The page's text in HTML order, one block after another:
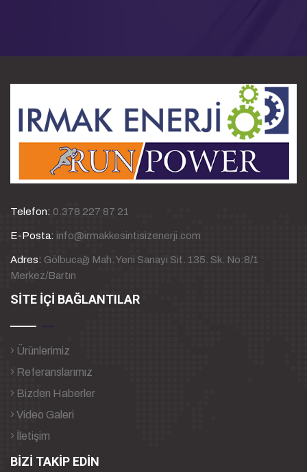
Telefon: 0.378 227 87 21
E-Posta: info@irmakkesintisizenerji.com
Adres: Gölbucağı Mah. Yeni Sanayi Sit. 135. Sk. No:8/1
Merkez/Bartın
SİTE İÇİ BAĞLANTILAR
Ürünlerimiz
Referanslarımız
Bizden Haberler
Video Galeri
İletişim
BİZİ TAKİP EDİN